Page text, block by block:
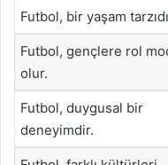
Futbol, bir yaşam
Futbol, gençlere rol
olur.
Futbol, duygusal bir
deneyimdir.